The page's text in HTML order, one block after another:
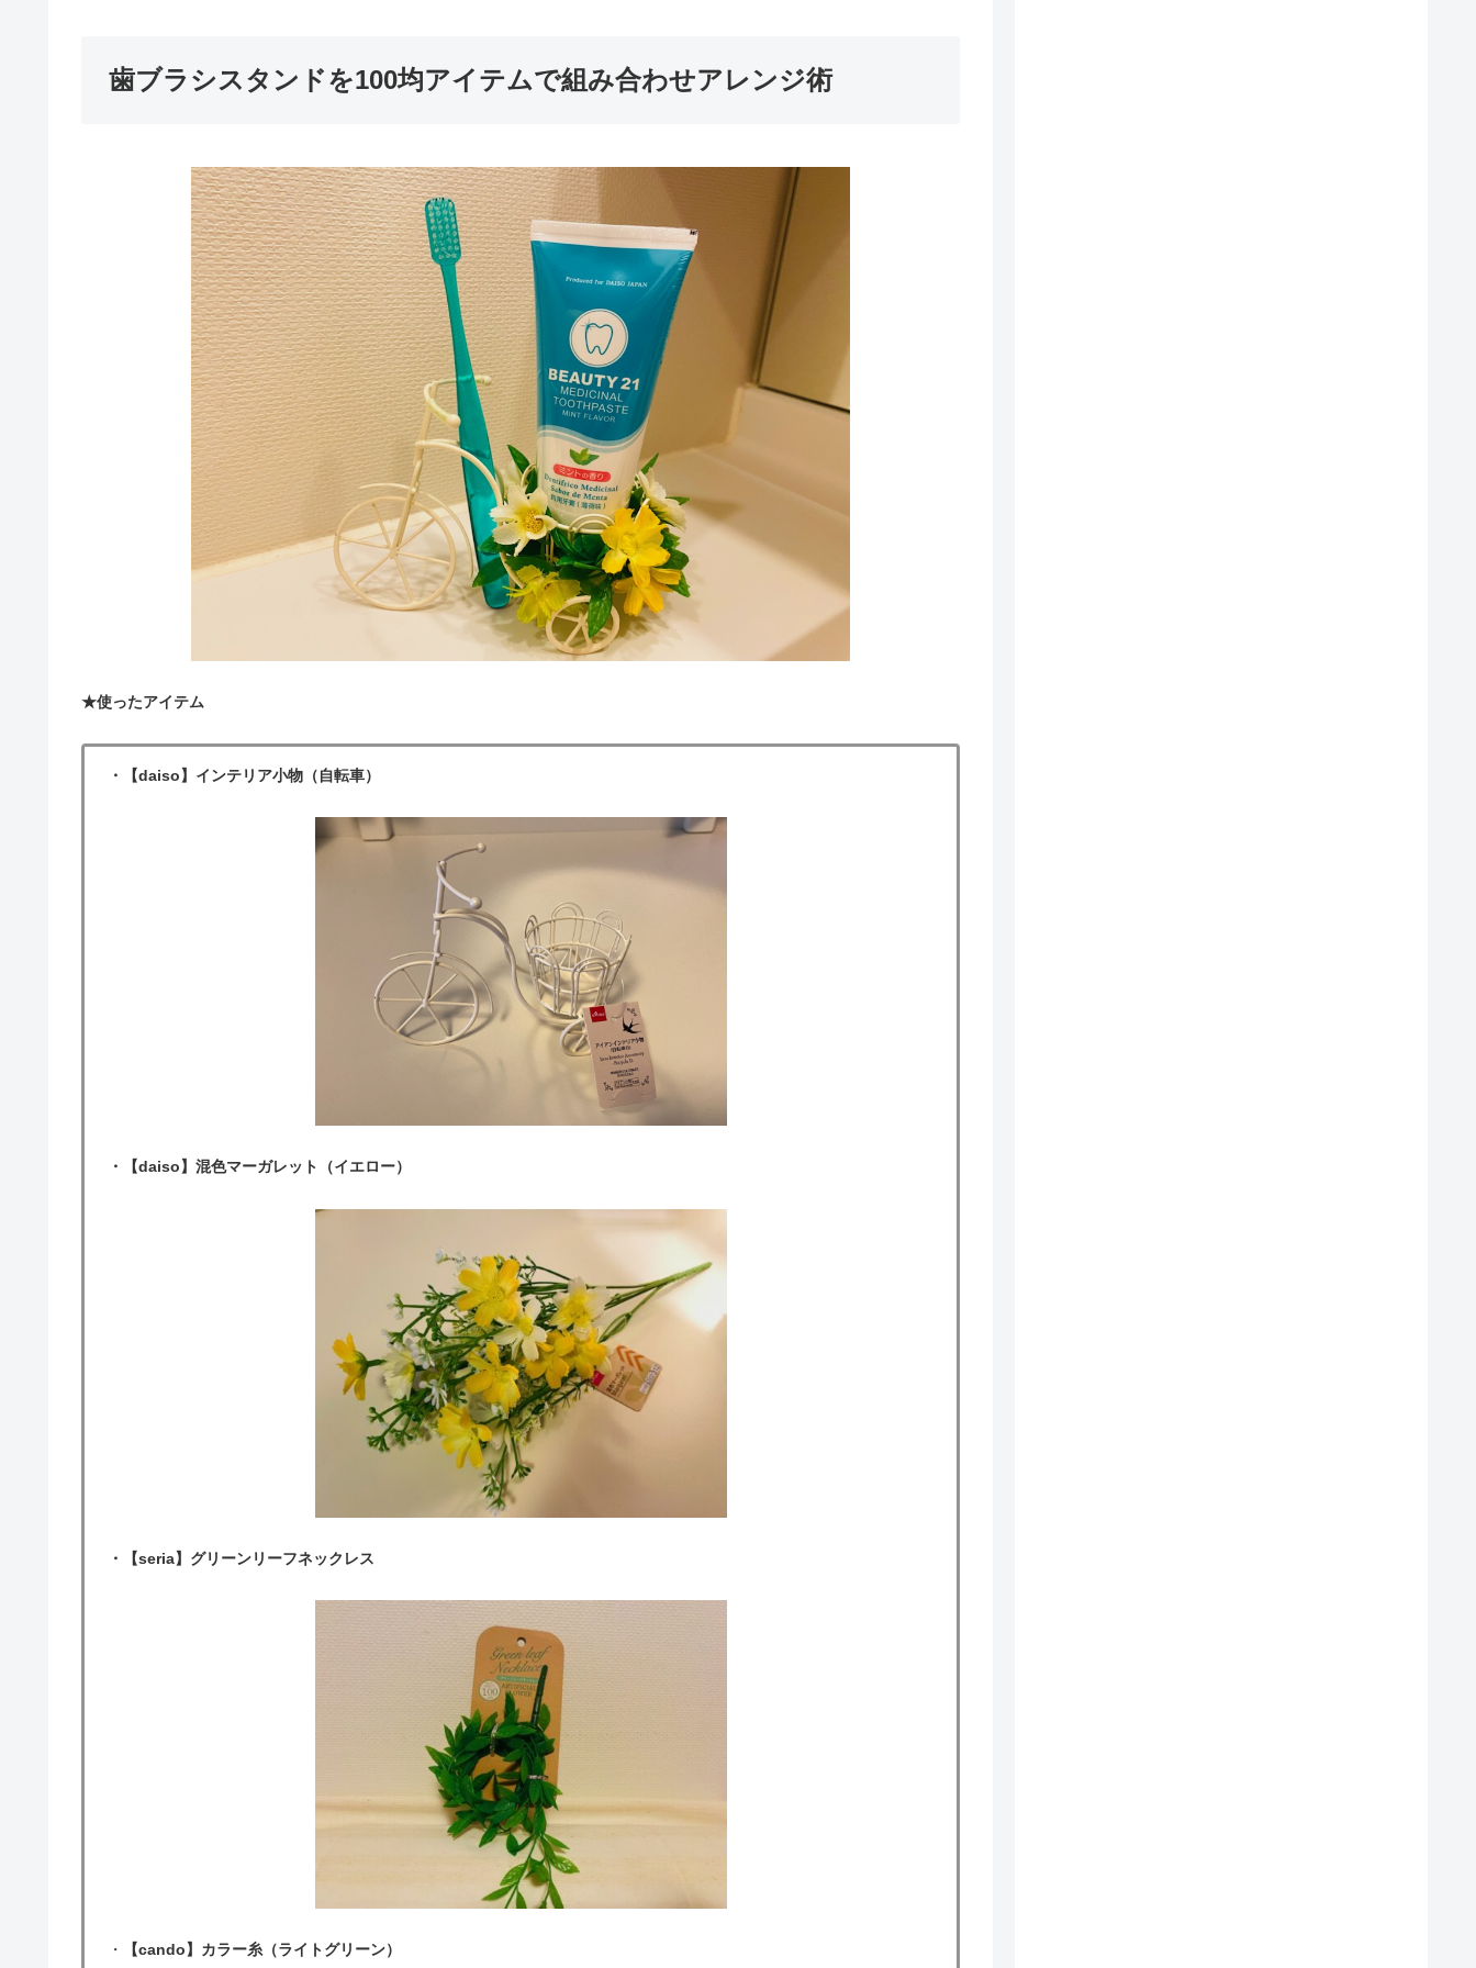
歯ブラシスタンドを100均アイテムで組み合わせアレンジ術
★使ったアイテム
・【daiso】インテリア小物（自転車）
・【daiso】混色マーガレット（イエロー）
・【seria】グリーンリーフネックレス
・ 【cando】カラー糸（ライトグリーン）